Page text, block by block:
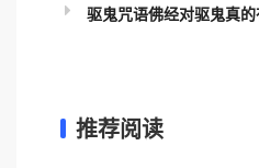
驱鬼咒语佛经对驱鬼真
推荐阅读